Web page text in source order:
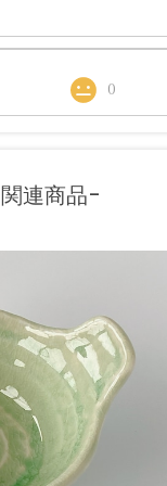
0
関連商品-